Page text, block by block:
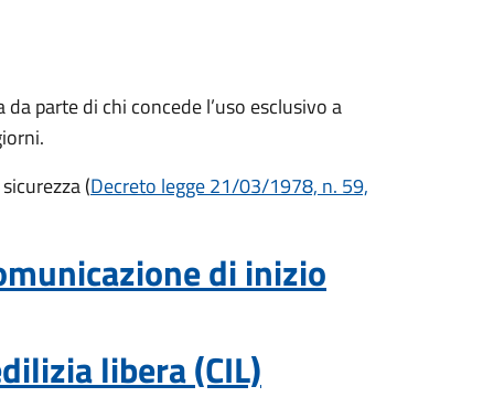
parte di chi concede l’uso esclusivo a
(Decreto legge 21/03/1978, n. 59,
di inizio
libera (CIL)